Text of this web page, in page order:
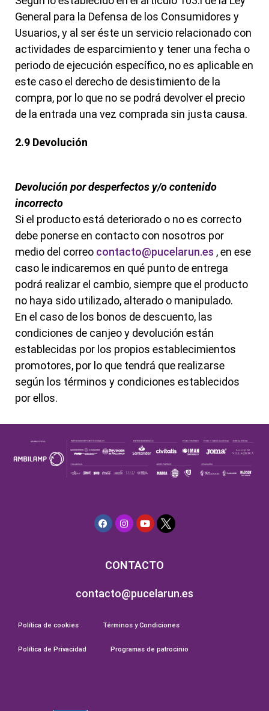
General para la Defensa de los Consumidores y
Usuarios, y al ser éste un servicio relacionado con
actividades de esparcimiento y tener una fecha o
periodo de ejecución específico, no es aplicable en
este caso el derecho de desistimiento de la
compra, por lo que no se podrá devolver el precio
de la entrada una vez comprada sin justa causa.
2.9 Devolución
Devolución por desperfectos y/o contenido
incorrecto
Si el producto está deteriorado o no es correcto
debe ponerse en contacto con nosotros por
medio del correo contacto@pucelarun.es , en ese
caso le indicaremos en qué punto de entrega
podrá realizar el cambio, siempre que el producto
no haya sido utilizado, alterado o manipulado.
En el caso de los bonos de descuento, las
condiciones de canjeo y devolución están
establecidas por los propios establecimientos
promotores, por lo que tendrá que realizarse
según los términos y condiciones establecidos
por ellos.
CONTACTO
contacto@pucelarun.es
Política de cookies Términos y Condiciones
Política de Privacidad Programas de patrocinio